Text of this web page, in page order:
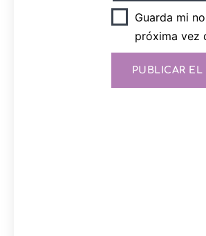
Guarda mi
próxima vez